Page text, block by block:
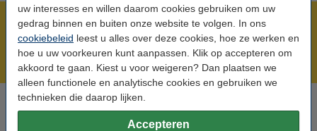
uw interesses en willen daarom cookies gebruiken om uw
gedrag binnen en buiten onze website te volgen. In ons
cookiebeleid leest u alles over deze cookies, hoe ze werken en
hoe u uw voorkeuren kunt aanpassen. Klik op accepteren om
akkoord te gaan. Kiest u voor weigeren? Dan plaatsen we
alleen functionele en analytische cookies en gebruiken we
technieken die daarop lijken.
Accepteren
Meer dan 5 miljoen klanten!
Voor 22.00 uur besteld, morgen in huis!
Laagsteprijsgarantie!
Hulp nodig? Bel ons op +32 (0)9 39 64 123
Op werkdagen van 8.30 tot 17 uur